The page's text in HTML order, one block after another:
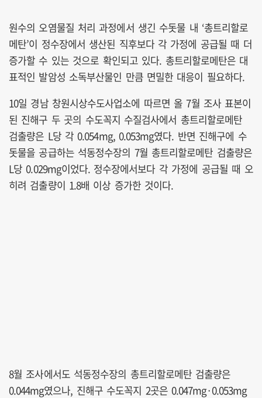
원수의 오염물질 처리 과정에서 생긴 수돗물 내 ‘총트리할로
메탄’이 정수장에서 생산된 직후보다 각 가정에 공급될 때 더
증가할 수 있는 것으로 확인되고 있다. 총트리할로메탄은 대
표적인 발암성 소독부산물인 만큼 면밀한 대응이 필요하다.
10일 경남 창원시상수도사업소에 따르면 올 7월 조사 표본이
된 진해구 두 곳의 수도꼭지 수질검사에서 총트리할로메탄
검출량은 L당 각 0.054mg, 0.053mg였다. 반면 진해구에 수
돗물을 공급하는 석동정수장의 7월 총트리할로메탄 검출량은
L당 0.029mg이었다. 정수장에서보다 각 가정에 공급될 때 오
히려 검출량이 1.8배 이상 증가한 것이다.
8월 조사에서도 석동정수장의 총트리할로메탄 검출량은
0.044mg였으나, 진해구 수도꼭지 2곳은 0.047mg·0.053mg